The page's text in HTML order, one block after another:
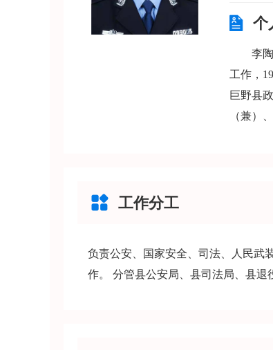
个
李
工作，
巨野县
（兼）
工作分工
负责公安、国家安全、司法、人民武
作。 分管县公安局、县司法局、县退